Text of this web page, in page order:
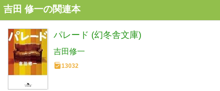
吉田 修一の関連本
パレード (幻冬舎文庫)
吉田修一
13032